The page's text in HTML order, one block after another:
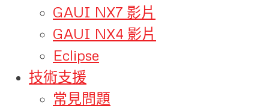
GAUI NX7 影片
GAUI NX4 影片
Eclipse
技術支援
常見問題